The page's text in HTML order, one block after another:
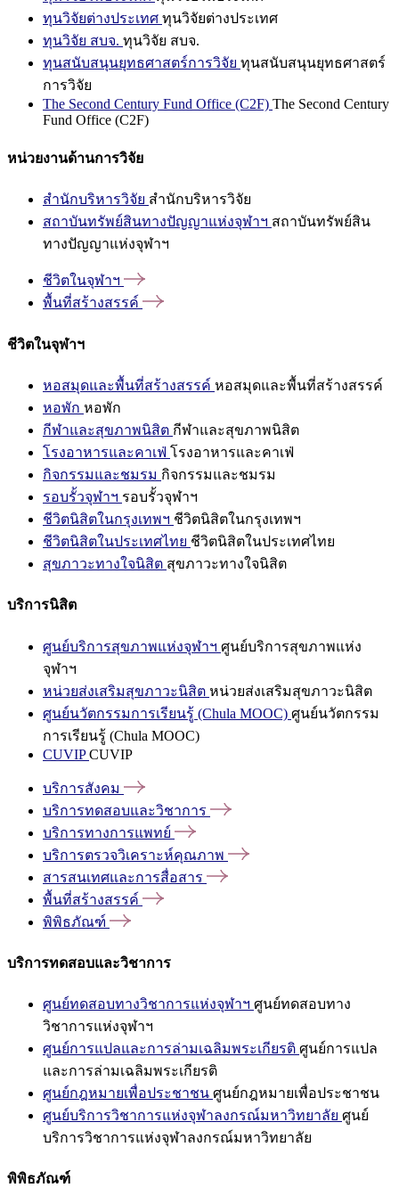
ทุนวิจัยต่างประเทศ ทุนวิจัยต่างประเทศ
ทุนวิจัย สบจ. ทุนวิจัย สบจ.
ทุนสนับสนุนยุทธศาสตร์การวิจัย ทุนสนับสนุนยุทธศาสตร์
การวิจัย
The Second Century Fund Office (C2F) The Second Century
Fund Office (C2F)
หน่วยงานด้านการวิจัย
สำนักบริหารวิจัย สำนักบริหารวิจัย
สถาบันทรัพย์สินทางปัญญาแห่งจุฬาฯ สถาบันทรัพย์สิน
ทางปัญญาแห่งจุฬาฯ
ชีวิตในจุฬาฯ
พื้นที่สร้างสรรค์
ชีวิตในจุฬาฯ
หอสมุดและพื้นที่สร้างสรรค์ หอสมุดและพื้นที่สร้างสรรค์
หอพัก หอพัก
กีฬาและสุขภาพนิสิต กีฬาและสุขภาพนิสิต
โรงอาหารและคาเฟ่ โรงอาหารและคาเฟ่
กิจกรรมและชมรม กิจกรรมและชมรม
รอบรั้วจุฬาฯ รอบรั้วจุฬาฯ
ชีวิตนิสิตในกรุงเทพฯ ชีวิตนิสิตในกรุงเทพฯ
ชีวิตนิสิตในประเทศไทย ชีวิตนิสิตในประเทศไทย
สุขภาวะทางใจนิสิต สุขภาวะทางใจนิสิต
บริการนิสิต
ศูนย์บริการสุขภาพแห่งจุฬาฯ ศูนย์บริการสุขภาพแห่ง
จุฬาฯ
หน่วยส่งเสริมสุขภาวะนิสิต หน่วยส่งเสริมสุขภาวะนิสิต
ศูนย์นวัตกรรมการเรียนรู้ (Chula MOOC) ศูนย์นวัตกรรม
การเรียนรู้ (Chula MOOC)
CUVIPCUVIP
บริการสังคม
บริการทดสอบและวิชาการ
บริการทางการแพทย์
บริการตรวจวิเคราะห์คุณภาพ
สารสนเทศและการสื่อสาร
พื้นที่สร้างสรรค์
พิพิธภัณฑ์
บริการทดสอบและวิชาการ
ศูนย์ทดสอบทางวิชาการแห่งจุฬาฯ ศูนย์ทดสอบทาง
วิชาการแห่งจุฬาฯ
ศูนย์การแปลและการล่ามเฉลิมพระเกียรติ ศูนย์การแปล
และการล่ามเฉลิมพระเกียรติ
ศูนย์กฎหมายเพื่อประชาชน ศูนย์กฎหมายเพื่อประชาชน
ศูนย์บริการวิชาการแห่งจุฬาลงกรณ์มหาวิทยาลัย ศูนย์
บริการวิชาการแห่งจุฬาลงกรณ์มหาวิทยาลัย
พิพิธภัณฑ์